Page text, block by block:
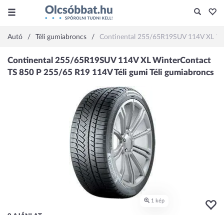
Autó Téli gumiabroncs Continental 255/65R19SUV 114V XL